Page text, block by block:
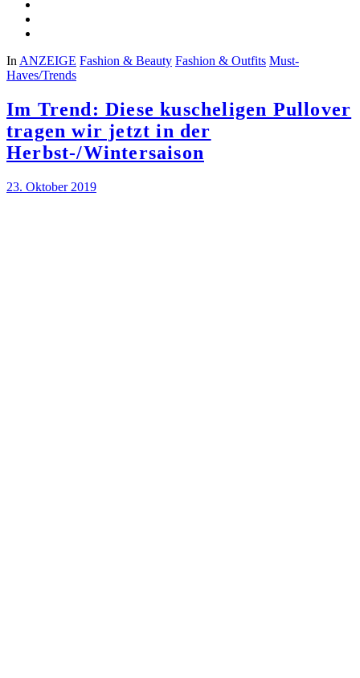
In ANZEIGE Fashion & Beauty Fashion & Outfits Must-
Haves/Trends
Im Trend: Diese kuscheligen Pullover
tragen wir jetzt in der
Herbst-/Wintersaison
23. Oktober 2019